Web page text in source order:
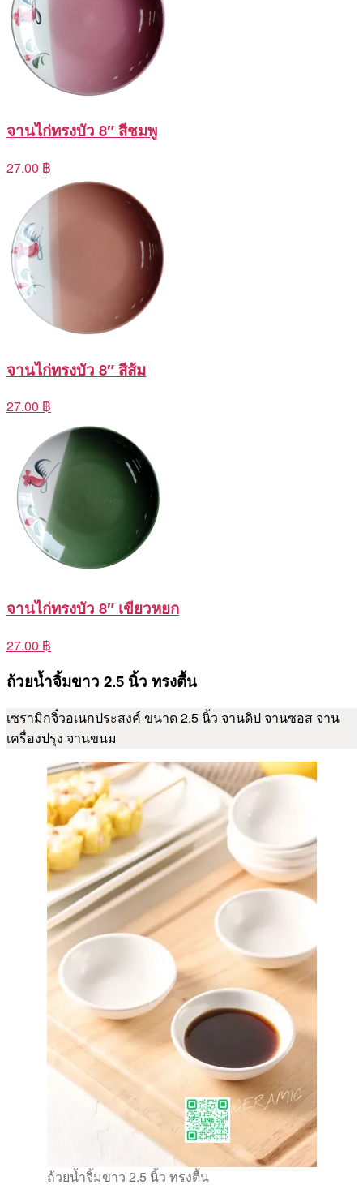
จานไก่ทรงบัว 8″ สีชมพู
27.00 ฿
จานไก่ทรงบัว 8″ สีส้ม
27.00 ฿
จานไก่ทรงบัว 8″ เขียวหยก
27.00 ฿
ถ้วยน้ำจิ้มขาว 2.5 นิ้ว ทรงตื้น
เซรามิกจิ๋วอเนกประสงค์ ขนาด 2.5 นิ้ว จานดิป จานซอส จาน
เครื่องปรุง จานขนม
ถ้วยน้ำจิ้มขาว 2.5 นิ้ว ทรงตื้น